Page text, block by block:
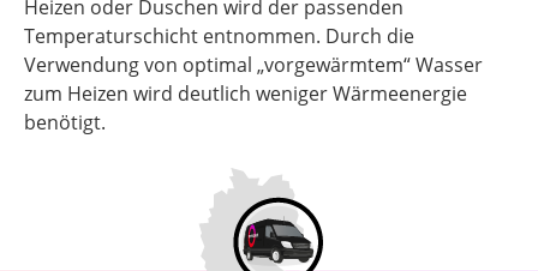
Heizen oder Duschen wird der passenden
Temperaturschicht entnommen. Durch die
Verwendung von optimal „vorgewärmtem“ Wasser
zum Heizen wird deutlich weniger Wärmeenergie
benötigt.